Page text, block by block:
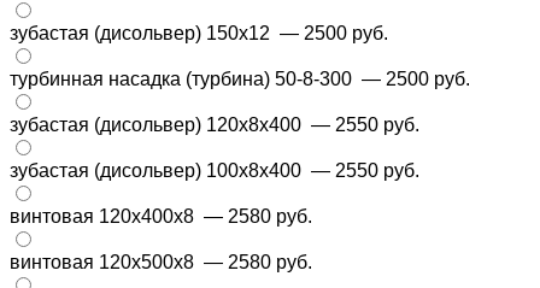
зубастая (дисольвер) 150х12 — 2500 руб.
турбинная насадка (турбина) 50-8-300 — 2500 руб.
зубастая (дисольвер) 120х8х400 — 2550 руб.
зубастая (дисольвер) 100х8х400 — 2550 руб.
винтовая 120х400х8 — 2580 руб.
винтовая 120х500х8 — 2580 руб.